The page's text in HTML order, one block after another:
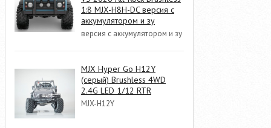
1:8 MJX-H8H-DC версия с
аккумулятором и зу
версия с аккумулятором и зу
MJX Hyper Go H12Y
(серый) Brushless 4WD
2.4G LED 1/12 RTR
MJX-H12Y